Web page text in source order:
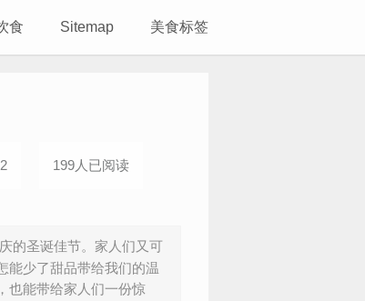
食 Sitemap 美食标签
199人已阅读
的圣诞佳节。家人们又可
能少了甜品带给我们的温
也能带给家人们一份惊